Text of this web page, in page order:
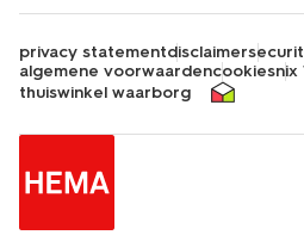
privacy statementdisclaimer
algemene voorwaardencookiesnix
thuiswinkel waarborg